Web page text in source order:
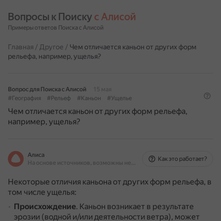
Вопросы к Поиску с Алисой
Примеры ответов Поиска с Алисой
Главная / Другое / Чем отличается каньон от других форм
рельефа, например, ущелья?
Вопрос для Поиска с Алисой
15 мая
#География
#Рельеф #Каньон #Ущелье
Чем отличается каньон от других форм рельефа,
например, ущелья?
Алиса
На основе источников, возможны неточности
Как это работает?
Некоторые отличия каньона от других форм рельефа, в
том числе ущелья:
Происхождение. Каньон возникает в результате
эрозии (водной и/или деятельности ветра), может